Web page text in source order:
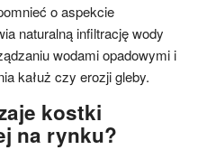
o aspekcie
naturalną infiltrację wody
wodami opadowymi i
kałuż czy erozji gleby.
kostki
na rynku?